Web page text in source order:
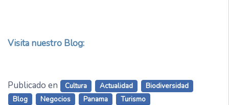
Visita nuestro Blog:
Publicado en Cultura Actualidad
Biodiversidad
Blog
Negocios Panama Turismo